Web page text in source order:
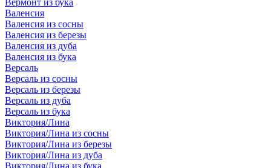
Вермонт из бука
Валенсия
Валенсия из сосны
Валенсия из березы
Валенсия из дуба
Валенсия из бука
Версаль
Версаль из сосны
Версаль из березы
Версаль из дуба
Версаль из бука
Виктория/Лина
Виктория/Лина из сосны
Виктория/Лина из березы
Виктория/Лина из дуба
Виктория/Лина из бука